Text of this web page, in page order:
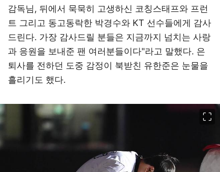
감독님, 뒤에서 묵묵히 고생하신 코칭스태프와 프런
트 그리고 동고동락한 박경수와 KT 선수들에게 감사
드린다. 가장 감사드릴 분들은 지금까지 넘치는 사랑
과 응원을 보내준 팬 여러분들이다"라고 말했다. 은
퇴사를 전하던 도중 감정이 북받친 유한준은 눈물을
흘리기도 했다.